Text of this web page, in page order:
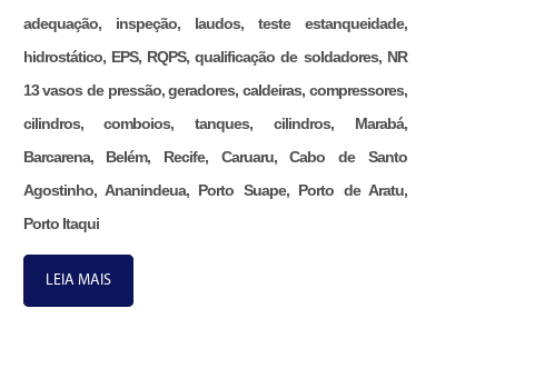
adequação, inspeção, laudos, teste estanqueidade,
hidrostático, EPS, RQPS, qualificação de soldadores, NR
13 vasos de pressão, geradores, caldeiras, compressores,
cilindros, comboios, tanques, cilindros, Marabá,
Barcarena, Belém, Recife, Caruaru, Cabo de Santo
Agostinho, Ananindeua, Porto Suape, Porto de Aratu,
Porto Itaqui
LEIA MAIS